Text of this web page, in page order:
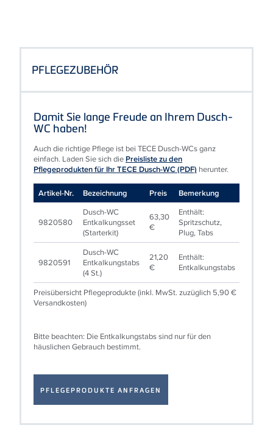
PFLEGEZUBEHÖR
Damit Sie lange Freude an Ihrem Dusch-
WC haben!
Auch die richtige Pflege ist bei TECE Dusch-WCs ganz
einfach. Laden Sie sich die Preisliste zu den
Pflegeprodukten für Ihr TECE Dusch-WC (PDF) herunter.
Preisübersicht Pflegeprodukte (inkl. MwSt. zuzüglich 5,90 €
Versandkosten)
Artikel‑Nr. Bezeichnung Preis Bemerkung
9820580
Dusch‑WC
Entkalkungsset
(Starterkit)
63,30
€
Enthält:
Spritzschutz,
Plug, Tabs
9820591
Dusch‑WC
Entkalkungstabs
(4 St.)Bitte
beachten:
Die
für
den
bestimmt.
21,20
€
Enthält:
Entkalkungstabs
Bitte beachten: Die Entkalkungstabs sind nur für den
häuslichen Gebrauch bestimmt.
PFLEGEPRODUKTE ANFRAGEN